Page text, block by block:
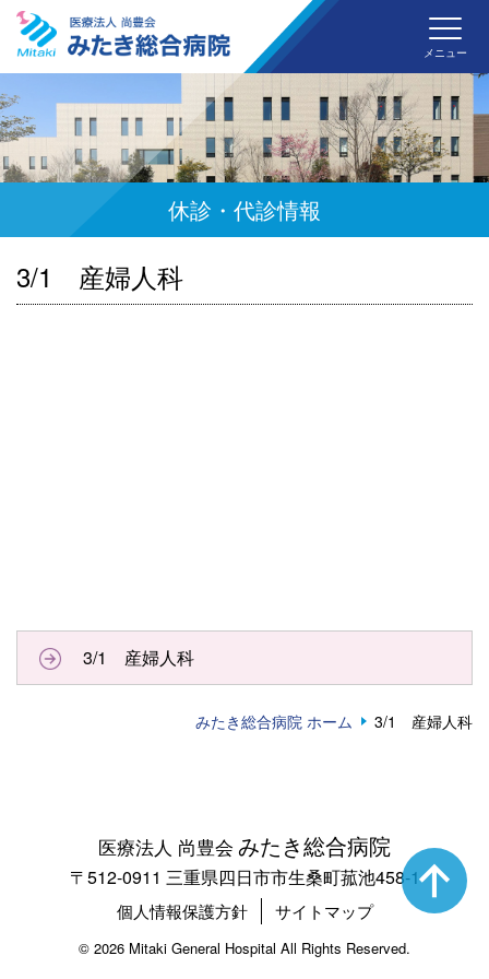
みた
メニュー
休診・代診情報
3/1 産婦人科
3/1 産婦人科
みたき総合病院 ホーム 3/1 産婦人科
医療法人 尚豊会 みたき総合病院
〒512-0911 三重県四日市市生桑町菰池458-1
個人情報保護方針 サイトマップ
© 2026 Mitaki General Hospital All Rights Reserved.